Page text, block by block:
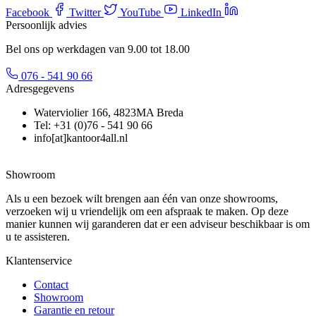
Facebook Twitter YouTube
LinkedIn
Persoonlijk advies
Bel ons op werkdagen van 9.00 tot 18.00
076 - 541 90 66
Adresgegevens
Waterviolier 166, 4823MA Breda
Tel: +31 (0)76 - 541 90 66
info[at]kantoor4all.nl
Showroom
Als u een bezoek wilt brengen aan één van onze showrooms,
verzoeken wij u vriendelijk om een afspraak te maken. Op deze
manier kunnen wij garanderen dat er een adviseur beschikbaar is om
u te assisteren.
Klantenservice
Contact
Showroom
Garantie en retour